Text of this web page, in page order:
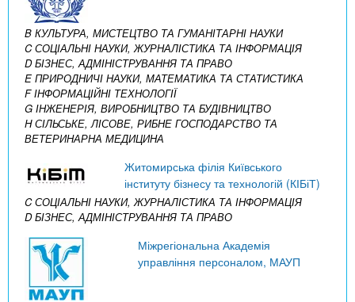
B КУЛЬТУРА, МИСТЕЦТВО ТА ГУМАНІТАРНІ НАУКИ
C СОЦІАЛЬНІ НАУКИ, ЖУРНАЛІСТИКА ТА ІНФОРМАЦІЯ
D БІЗНЕС, АДМІНІСТРУВАННЯ ТА ПРАВО
E ПРИРОДНИЧІ НАУКИ, МАТЕМАТИКА ТА СТАТИСТИКА
F ІНФОРМАЦІЙНІ ТЕХНОЛОГІЇ
G ІНЖЕНЕРІЯ, ВИРОБНИЦТВО ТА БУДІВНИЦТВО
H СІЛЬСЬКЕ, ЛІСОВЕ, РИБНЕ ГОСПОДАРСТВО ТА
ВЕТЕРИНАРНА МЕДИЦИНА
Житомирська філія Київського
інституту бізнесу та технологій (КІБіТ)
C СОЦІАЛЬНІ НАУКИ, ЖУРНАЛІСТИКА ТА ІНФОРМАЦІЯ
D БІЗНЕС, АДМІНІСТРУВАННЯ ТА ПРАВО
Міжрегіональна Академія
управління персоналом, МАУП